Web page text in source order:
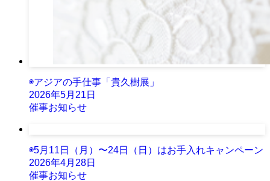
◉アジアの手仕事「貴久樹展」
2026年5月21日
催事お知らせ
◉5月11日（月）〜24日（日）はお手入れキャンペーン
2026年4月28日
催事お知らせ